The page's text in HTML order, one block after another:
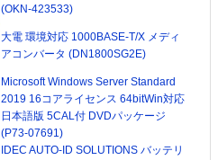
(OKN-423533)
大電 環境対応 1000BASE-T/X メディ
アコンバータ (DN1800SG2E)
Microsoft Windows Server Standard
2019 16コアライセンス 64bitWin対応
日本語版 5CAL付 DVDパッケージ
(P73-07691)
IDEC AUTO-ID SOLUTIONS バッテリ